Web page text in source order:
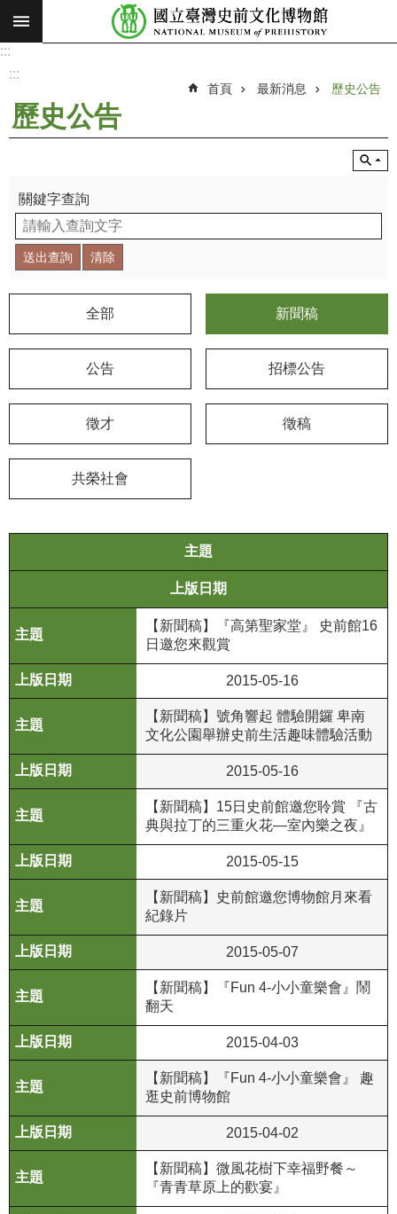
跳到主要內容區塊
搜
願
命
最
新
消
息
觀
覽
認
我
便
服
別
平
專
區
友
善
施
務
服
務
信
箱
網
覽
:::
:::
首頁 最新消息 歷史公告
歷史公告
關鍵字查詢
全部 新聞稿
公告 招標公告
徵才 徵稿
共榮社會
主題
上版日期
【新聞稿】『高第聖家堂』 史前館16
日邀您來觀賞
2015-05-16
【新聞稿】號角響起 體驗開鑼 卑南
文化公園舉辦史前生活趣味體驗活動
2015-05-16
【新聞稿】15日史前館邀您聆賞 『古
典與拉丁的三重火花―室內樂之夜』
2015-05-15
【新聞稿】史前館邀您博物館月來看
紀錄片
2015-05-07
【新聞稿】『Fun 4-小小童樂會』鬧
翻天
2015-04-03
【新聞稿】『Fun 4-小小童樂會』 趣
逛史前博物館
2015-04-02
【新聞稿】微風花樹下幸福野餐～
『青青草原上的歡宴』